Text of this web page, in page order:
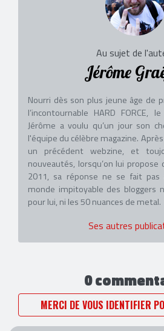
Au sujet de
Jérôme
Nourri dès son plus jeune âge de
l’incontournable HARD FORCE,
Jérôme a voulu qu’un jour son
l'équipe du célèbre magazine.
un précédent webzine, et
nouveautés, lorsqu’on lui propose
2011, sa réponse ne se fait pas
monde impitoyable des bloggers
pour lui, ni les 50 nuances de metal.
Ses autres
0
MERCI DE VOUS IDENTIFIER